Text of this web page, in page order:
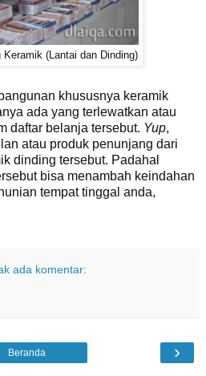
Keramik (Lantai dan Dinding)
khususnya keramik
ada yang terlewatkan atau
daftar belanja tersebut. Yup,
atau produk penunjang dari
dinding tersebut. Padahal
bisa menambah keindahan
tempat tinggal anda,
ada komentar:
›
Beranda